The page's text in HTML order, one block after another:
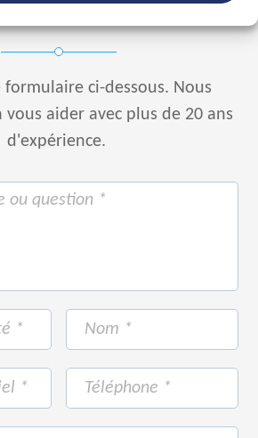
formulaire ci-dessous. Nous
vous aider avec plus de 20 ans
d'expérience.